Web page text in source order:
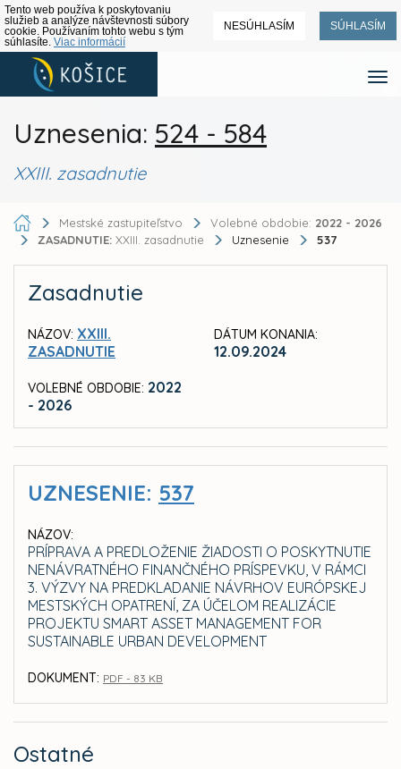
Tento web používa k poskytovaniu
služieb a analýze návštevnosti súbory
cookie. Používaním tohto webu s tým
súhlasíte. Viac informácií
NESÚHLASÍM SÚHLASÍM
Uznesenia: 524 - 584
XXIII. zasadnutie
Mestské zastupiteľstvo Volebné obdobie: 2022 - 2026
ZASADNUTIE: XXIII. zasadnutie Uznesenie 537
Zasadnutie
NÁZOV: XXIII.
ZASADNUTIE
VOLEBNÉ OBDOBIE: 2022
- 2026
DÁTUM KONANIA:
12.09.2024
UZNESENIE: 537
NÁZOV:
PRÍPRAVA A PREDLOŽENIE ŽIADOSTI O POSKYTNUTIE
NENÁVRATNÉHO FINANČNÉHO PRÍSPEVKU, V RÁMCI
3. VÝZVY NA PREDKLADANIE NÁVRHOV EURÓPSKEJ
MESTSKÝCH OPATRENÍ, ZA ÚČELOM REALIZÁCIE
PROJEKTU SMART ASSET MANAGEMENT FOR
SUSTAINABLE URBAN DEVELOPMENT
DOKUMENT: PDF - 83 KB
Ostatné